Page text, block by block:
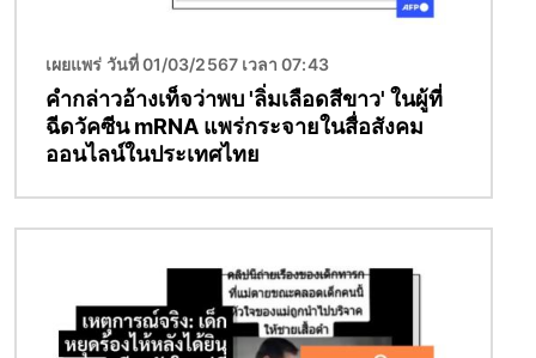
เผยแพร่ วันที่ 01/03/2567 เวลา 07:43
คำกล่าวอ้างเท็จว่าพบ 'ลิ่มเลือดสีขาว' ในผู้ที่
ฉีดวัคซีน mRNA แพร่กระจายในสื่อสังคม
ออนไลน์ในประเทศไทย